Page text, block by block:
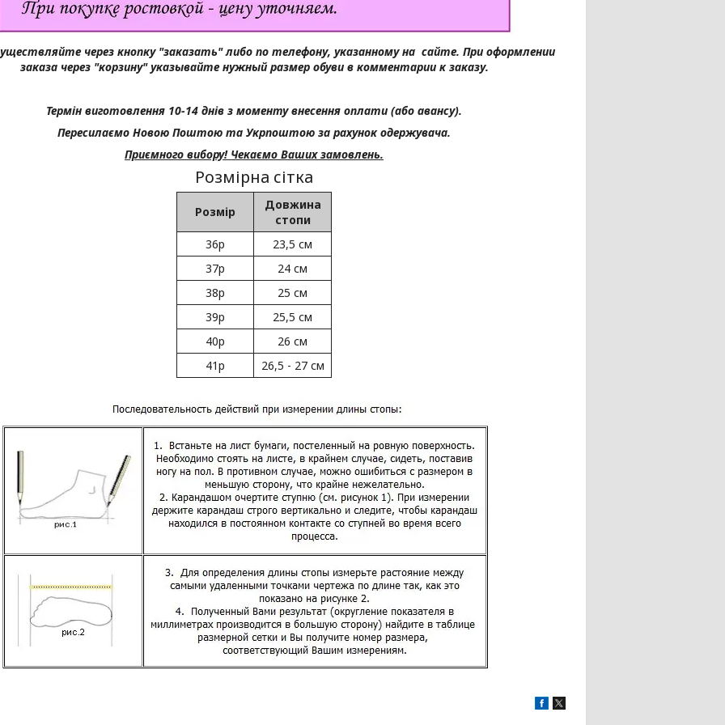
через кнопку "заказать" либо по телефону, указанному на сайте. При оформлении
заказа через "корзину" указывайте нужный размер обуви в комментарии к заказу.
Термін виготовлення 10-14 днів з моменту внесення оплати (або авансу).
Пересилаємо Новою Поштою та Укрпоштою за рахунок одержувача.
Приємного вибору! Чекаємо Ваших замовлень.
Розмірна сітка
Розмір
Довжина
стопи
36р
23,5 см
37р
24 см
38р
25 см
39р
25,5 см
40р
26 см
41р
26,5 - 27 см